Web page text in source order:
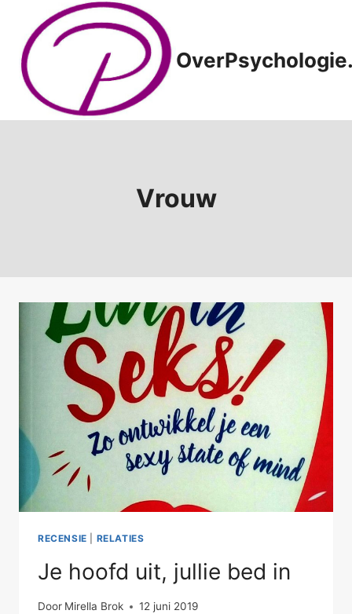
Doorgaan
inhoud
Vrouw
RECENSIE RELATIES
Je hoofd uit, jullie bed in
Door Mirella Brok 12 juni 2019